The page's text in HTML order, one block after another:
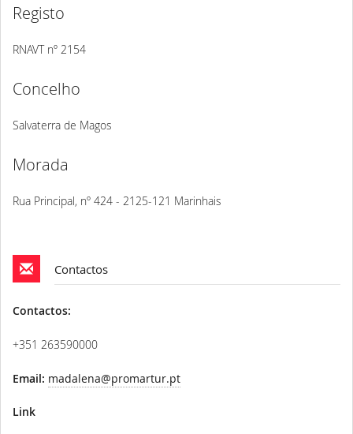
Registo
RNAVT nº 2154
Concelho
Salvaterra de Magos
Morada
Rua Principal, nº 424 - 2125-121 Marinhais
Contactos
Contactos:
+351 263590000
Email: madalena@promartur.pt
Link